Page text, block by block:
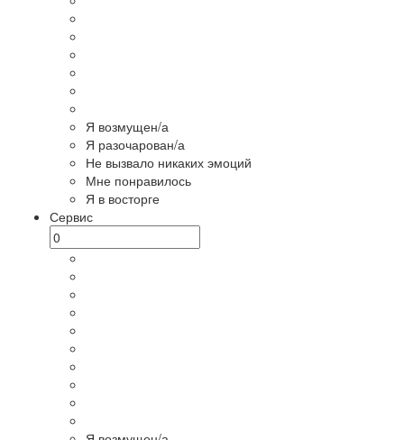
Я возмущен/а
Я разочарован/а
Не вызвало никаких эмоций
Мне понравилось
Я в восторге
Сервис